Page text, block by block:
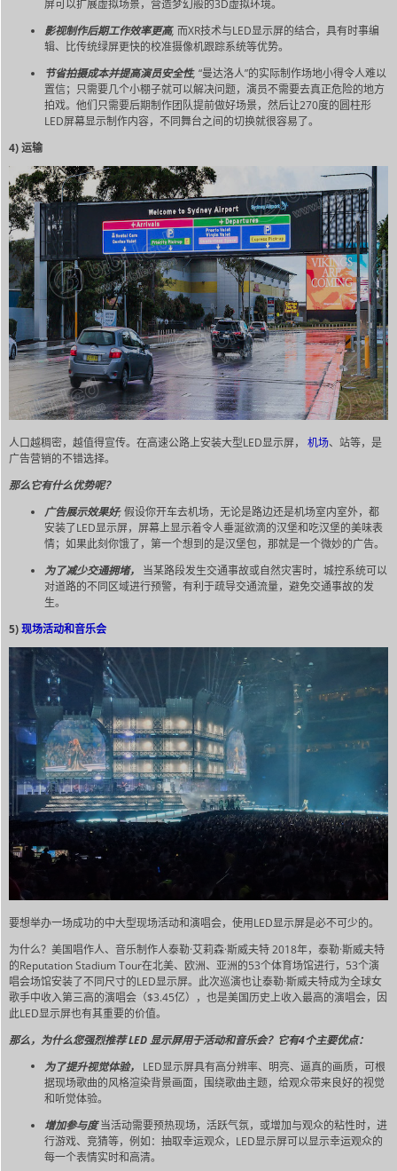
屏可以扩展虚拟场景，营造梦幻般的3D虚拟环境。
影视制作后期工作效率更高, 而XR技术与LED显示屏的结合，具有时事编
辑、比传统绿屏更快的校准摄像机跟踪系统等优势。
节省拍摄成本并提高演员安全性, “曼达洛人”的实际制作场地小得令人难以
置信；只需要几个小棚子就可以解决问题，演员不需要去真正危险的地方
拍戏。他们只需要后期制作团队提前做好场景，然后让270度的圆柱形
LED屏幕显示制作内容，不同舞台之间的切换就很容易了。
4) 运输
人口越稠密，越值得宣传。在高速公路上安装大型LED显示屏， 机场、站等，是
广告营销的不错选择。
那么它有什么优势呢？
广告展示效果好;假设你开车去机场，无论是路边还是机场室内室外，都
安装了LED显示屏，屏幕上显示着令人垂涎欲滴的汉堡和吃汉堡的美味表
情；如果此刻你饿了，第一个想到的是汉堡包，那就是一个微妙的广告。
为了减少交通拥堵，
当某路段发生交通事故或自然灾害时，城控系统可以
对道路的不同区域进行预警，有利于疏导交通流量，避免交通事故的发
生。
5)现场活动和音乐会
要想举办一场成功的中大型现场活动和演唱会，使用LED显示屏是必不可少的。
为什么？美国唱作人、音乐制作人泰勒·艾莉森·斯威夫特 2018年，泰勒·斯威夫特
的Reputation Stadium Tour在北美、欧洲、亚洲的53个体育场馆进行，53个演
唱会场馆安装了不同尺寸的LED显示屏。此次巡演也让泰勒·斯威夫特成为全球女
歌手中收入第三高的演唱会（$3.45亿），也是美国历史上收入最高的演唱会，因
此LED显示屏也有其重要的价值。
那么，为什么您强烈推荐 LED 显示屏用于活动和音乐会？它有4个主要优点：
为了提升视觉体验，
LED显示屏具有高分辨率、明亮、逼真的画质，可根
据现场歌曲的风格渲染背景画面，围绕歌曲主题，给观众带来良好的视觉
和听觉体验。
增加参与度 当活动需要预热现场，活跃气氛，或增加与观众的粘性时，进
行游戏、竞猜等，例如：抽取幸运观众，LED显示屏可以显示幸运观众的
每一个表情实时和高清。